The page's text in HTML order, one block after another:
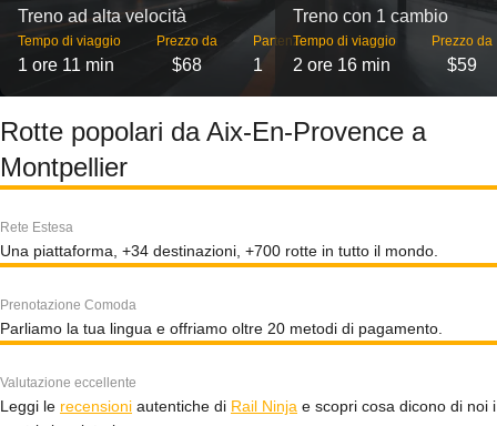
Treno ad alta velocità
Tempo di viaggio
1 ore 11 min
Prezzo da
$68
Partenze
1
Treno con 1 cambio
Tempo di viaggio
2 ore 16 min
Prezzo da
$59
Rotte popolari da Aix-En-Provence a
Montpellier
Rete Estesa
Una piattaforma, +34 destinazioni, +700 rotte in tutto il mondo.
Prenotazione Comoda
Parliamo la tua lingua e offriamo oltre 20 metodi di pagamento.
Valutazione eccellente
Leggi le recensioni autentiche di Rail Ninja e scopri cosa dicono di noi i